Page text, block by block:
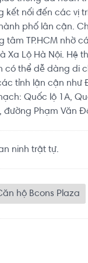
nối đến các vị
phố lân cận.
tâm TP.HCM nhờ
Xa Lộ Hà Nội. Hệ
có thể dễ dàng di
tỉnh lận cận như
Quốc lộ 1A,
đường Phạm Văn
ninh trật tự.
hộ Bcons Plaza